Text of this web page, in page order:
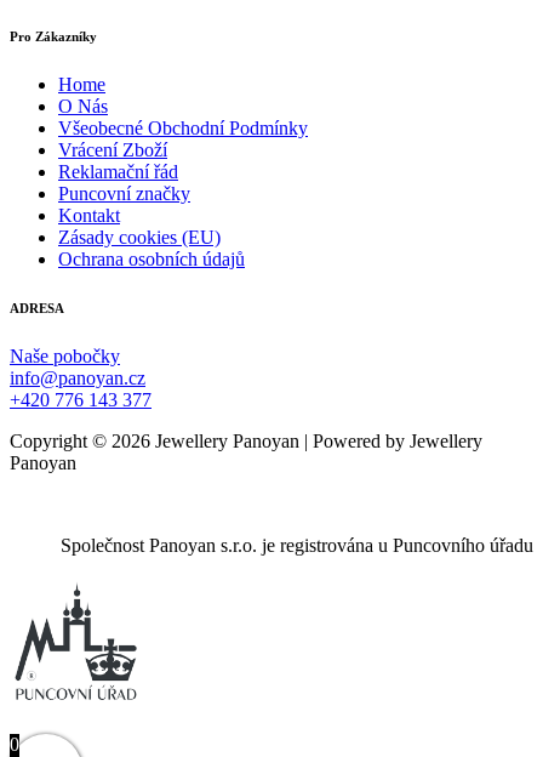
Pro Zákazníky
Home
O Nás
Všeobecné Obchodní Podmínky
Vrácení Zboží
Reklamační řád
Puncovní značky
Kontakt
Zásady cookies (EU)
Ochrana osobních údajů
ADRESA
Naše pobočky
info@panoyan.cz
+420 776 143 377
Copyright © 2026 Jewellery Panoyan | Powered by Jewellery
Panoyan
Společnost Panoyan s.r.o. je registrována u Puncovního úřadu
0